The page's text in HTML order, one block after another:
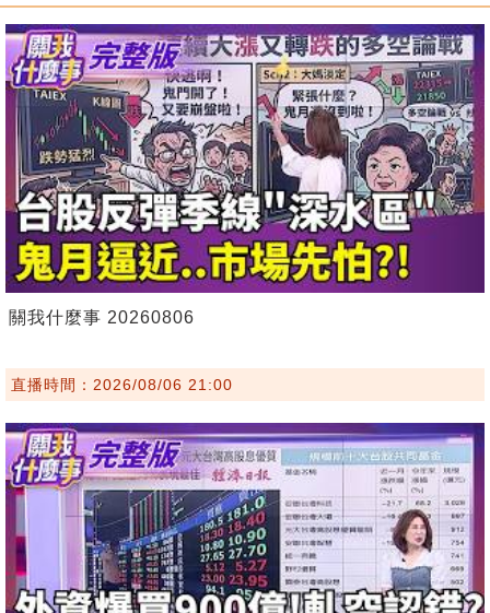
關我什麼事 20260806
直播時間：2026/08/06 21:00